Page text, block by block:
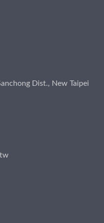
Dist., New Taipei